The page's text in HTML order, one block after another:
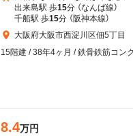
出来島駅 歩15分 （なんば線）
千船駅 歩15分 （阪神本線）
大阪府大阪市西淀川区佃5丁目
15階建 / 38年4ヶ月 / 鉄骨鉄筋コン
8.4万円